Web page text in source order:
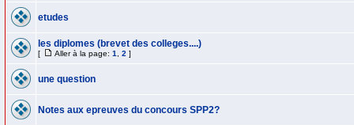
etudes
les diplomes (brevet des colleges....)
[ Aller à la page: 1 2 ]
une question
Notes aux epreuves du concours SPP2?